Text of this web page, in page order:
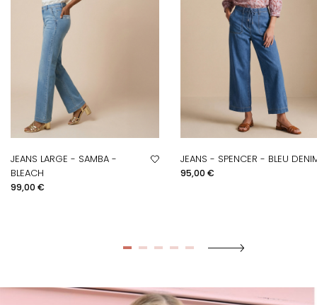
JEANS LARGE - SAMBA -
BLEACH
Prix
99,00 €
JEANS - SPENCER - BLEU
Prix
95,00 €